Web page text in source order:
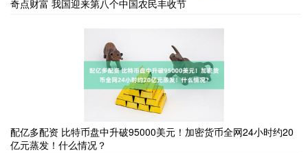
奇点财富 我国迎来第八个中国农民丰收节
配亿多配资 比特币盘中升破95000美元！加密货币全网24小时约20
亿元蒸发！什么情况？